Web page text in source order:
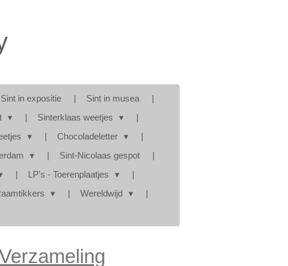
Sint in expositie
Sint in musea
Sinterklaas weetjes
Chocoladeletter
Sint-Nicolaas gespot
LP's - Toerenplaatjes
Wereldwijd